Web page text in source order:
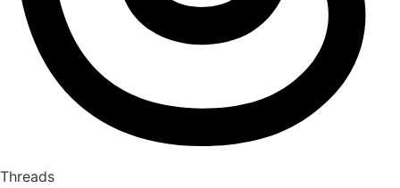
Threads